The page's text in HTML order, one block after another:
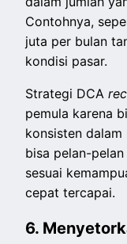
Contohnya,
juta per bulan
kondisi pasar.
Strategi DCA
pemula karena
konsisten dalam
bisa pelan-
sesuai
cepat tercapai.
6.